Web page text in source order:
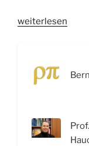
„WSR078
PIPMet
Prof.
weiterlesen